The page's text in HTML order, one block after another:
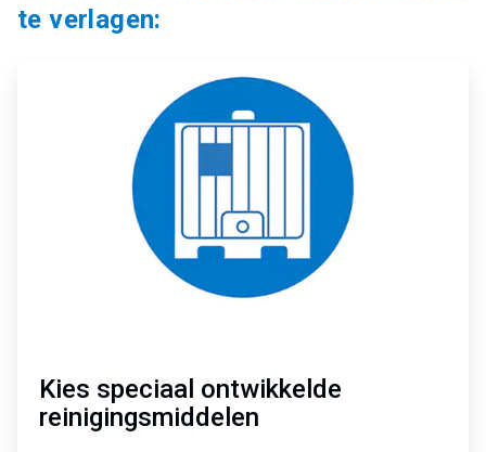
te verlagen:
Kies speciaal ontwikkelde
reinigingsmiddelen